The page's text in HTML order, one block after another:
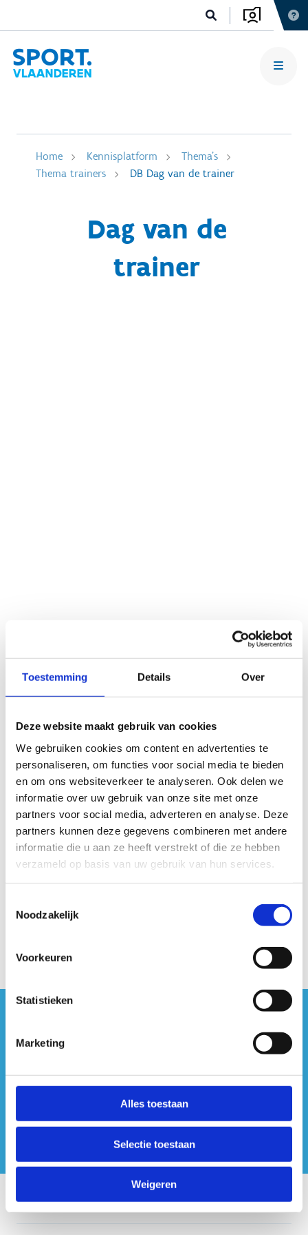
Toestemming Details Over
Deze website maakt gebruik van cookies
We gebruiken cookies om content en advertenties te
personaliseren, om functies voor social media te bieden
en om ons websiteverkeer te analyseren. Ook delen we
informatie over uw gebruik van onze site met onze
partners voor social media, adverteren en analyse. Deze
partners kunnen deze gegevens combineren met andere
informatie die u aan ze heeft verstrekt of die ze hebben
verzameld op basis van uw gebruik van hun services.
Noodzakelijk
Voorkeuren
Statistieken
Marketing
Alles toestaan
Selectie toestaan
Weigeren
Home Kennisplatform
Thema's
Thema trainers
DB Dag van de trainer
Dag van de
trainer
#sportersbelevenmeer
Onze centra